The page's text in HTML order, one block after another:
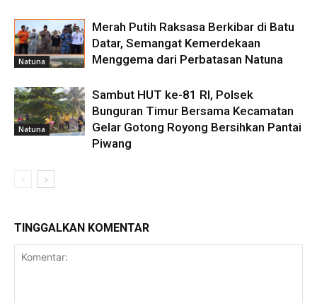
Natuna
Merah Putih Raksasa Berkibar di Batu
Datar, Semangat Kemerdekaan
Menggema dari Perbatasan Natuna
Natuna
Sambut HUT ke-81 RI, Polsek
Bunguran Timur Bersama Kecamatan
Gelar Gotong Royong Bersihkan Pantai
Piwang
TINGGALKAN KOMENTAR